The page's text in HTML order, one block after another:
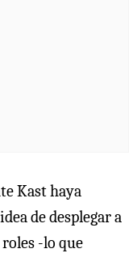
Kast haya
de desplegar a
-lo que